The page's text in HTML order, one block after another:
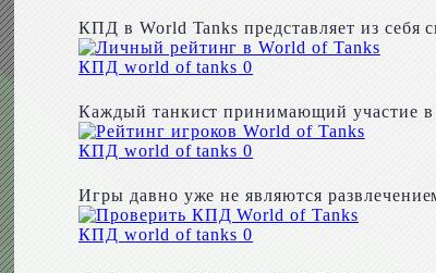
КПД в World Tanks представляет из себя
КПД world of tanks 0
Каждый танкист принимающий участие в
КПД world of tanks 0
Игры давно уже не являются
КПД world of tanks 0